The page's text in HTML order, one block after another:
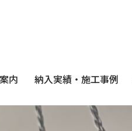
内 納入実績・施工事例